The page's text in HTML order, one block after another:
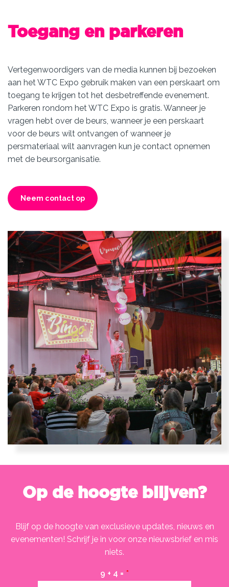
Toegang en parkeren
Vertegenwoordigers van de media kunnen bij bezoeken
aan het WTC Expo gebruik maken van een perskaart om
toegang te krijgen tot het desbetreffende evenement.
Parkeren rondom het WTC Expo is gratis. Wanneer je
vragen hebt over de beurs, wanneer je een perskaart
voor de beurs wilt ontvangen of wanneer je
persmateriaal wilt aanvragen kun je contact opnemen
met de beursorganisatie.
Neem contact op
Op de hoogte blijven?
Blijf op de hoogte van exclusieve updates, nieuws en
evenementen! Schrijf je in voor onze nieuwsbrief en mis
niets.
9 + 4 = *